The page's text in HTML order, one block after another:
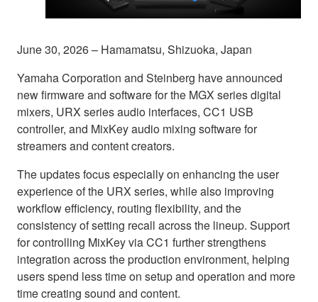
June 30, 2026 – Hamamatsu, Shizuoka, Japan
Yamaha Corporation and Steinberg have announced
new firmware and software for the MGX series digital
mixers, URX series audio interfaces, CC1 USB
controller, and MixKey audio mixing software for
streamers and content creators.
The updates focus especially on enhancing the user
experience of the URX series, while also improving
workflow efficiency, routing flexibility, and the
consistency of setting recall across the lineup. Support
for controlling MixKey via CC1 further strengthens
integration across the production environment, helping
users spend less time on setup and operation and more
time creating sound and content.